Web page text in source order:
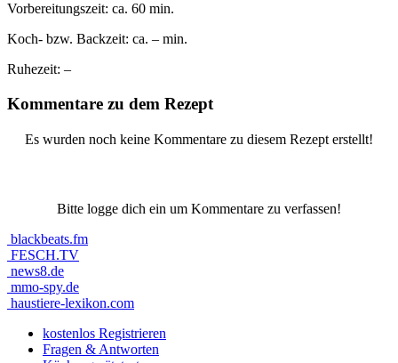
Vorbereitungszeit: ca. 60 min.
Koch- bzw. Backzeit: ca. – min.
Ruhezeit: –
Kommentare zu dem Rezept
Es wurden noch keine Kommentare zu diesem Rezept erstellt!
Bitte logge dich ein um Kommentare zu verfassen!
blackbeats.fm
FESCH.TV
news8.de
mmo-spy.de
haustiere-lexikon.com
kostenlos Registrieren
Fragen & Antworten